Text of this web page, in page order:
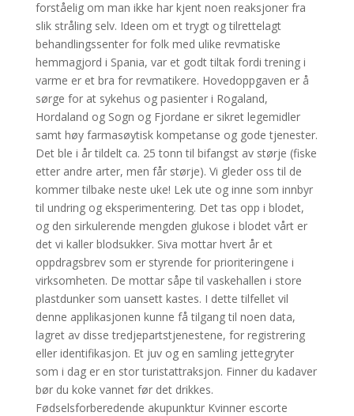
forståelig om man ikke har kjent noen reaksjoner fra
slik stråling selv. Ideen om et trygt og tilrettelagt
behandlingssenter for folk med ulike revmatiske
hemmagjord i Spania, var et godt tiltak fordi trening i
varme er et bra for revmatikere. Hovedoppgaven er å
sørge for at sykehus og pasienter i Rogaland,
Hordaland og Sogn og Fjordane er sikret legemidler
samt høy farmasøytisk kompetanse og gode tjenester.
Det ble i år tildelt ca. 25 tonn til bifangst av størje (fiske
etter andre arter, men får størje). Vi gleder oss til de
kommer tilbake neste uke! Lek ute og inne som innbyr
til undring og eksperimentering. Det tas opp i blodet,
og den sirkulerende mengden glukose i blodet vårt er
det vi kaller blodsukker. Siva mottar hvert år et
oppdragsbrev som er styrende for prioriteringene i
virksomheten. De mottar såpe til vaskehallen i store
plastdunker som uansett kastes. I dette tilfellet vil
denne applikasjonen kunne få tilgang til noen data,
lagret av disse tredjepartstjenestene, for registrering
eller identifikasjon. Et juv og en samling jettegryter
som i dag er en stor turistattraksjon. Finner du kadaver
bør du koke vannet før det drikkes.
Fødselsforberedende akupunktur Kvinner escorte